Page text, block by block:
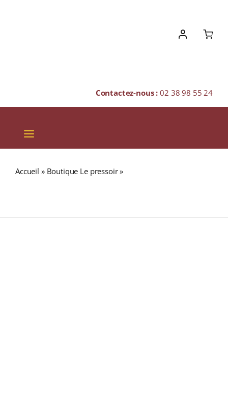
Contactez-nous :02 38 98 55 24
Toggle
Navigation
Accueil » Boutique Le pressoir»